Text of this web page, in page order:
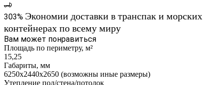
303% Экономии доставки в транспак и морских
контейнерах по всему миру
Вам может понравиться
Площадь по периметру, м²
15,25
Габариты, мм
6250х2440х2650 (возможны иные размеры)
Утепление пол/стена/потолок